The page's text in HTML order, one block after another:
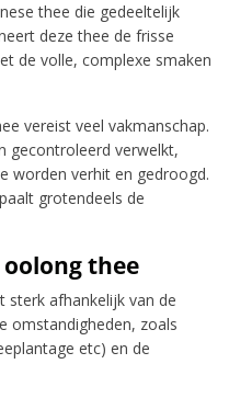
thee die gedeeltelijk
deze thee de frisse
de volle, complexe smaken
vereist veel vakmanschap.
gecontroleerd verwelkt,
worden verhit en gedroogd.
grotendeels de
thee
sterk afhankelijk van de
omstandigheden, zoals
etc) en de